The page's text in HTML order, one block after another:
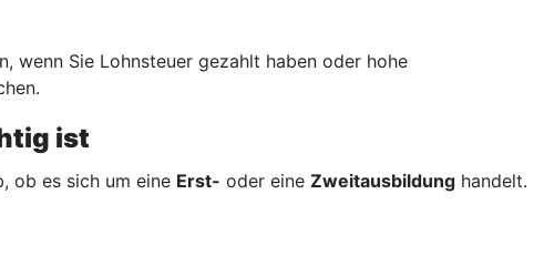
wenn Sie Lohnsteuer gezahlt haben oder hohe
ist
ob es sich um eine Erst- oder eine Zweitausbildung handelt.